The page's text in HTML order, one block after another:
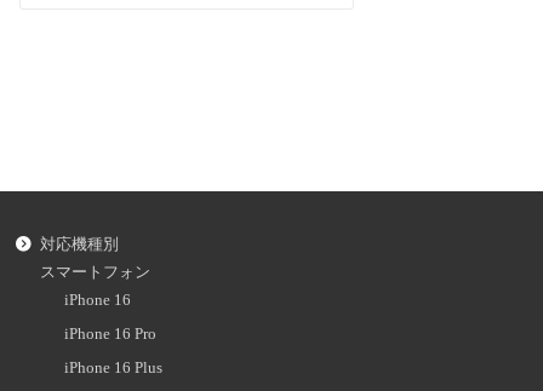
対応機種別
スマートフォン
iPhone 16
iPhone 16 Pro
iPhone 16 Plus